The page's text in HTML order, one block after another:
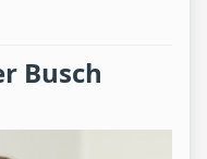
Busch